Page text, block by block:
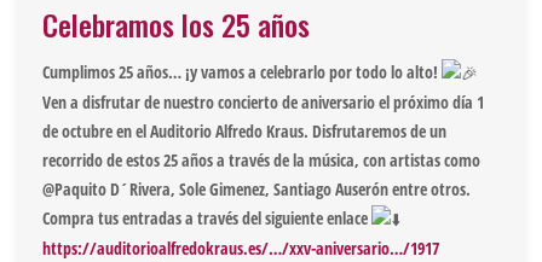
Celebramos los 25 años
Cumplimos 25 años… ¡y vamos a celebrarlo por todo lo alto!
Ven a disfrutar de nuestro concierto de aniversario el próximo día 1
de octubre en el Auditorio Alfredo Kraus. Disfrutaremos de un
recorrido de estos 25 años a través de la música, con artistas como
@Paquito D´Rivera, Sole Gimenez, Santiago Auserón entre otros.
Compra tus entradas a través del siguiente enlace
https://auditorioalfredokraus.es/…/xxv-aniversario…/1917